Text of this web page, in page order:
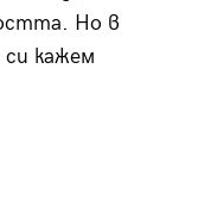
Но в
си кажем